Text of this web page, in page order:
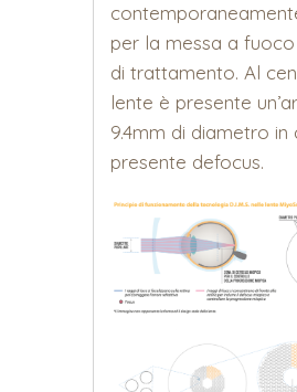
per la messa a
di trattamento. Al
lente è presente
9.4mm di diametro in
presente defocus.